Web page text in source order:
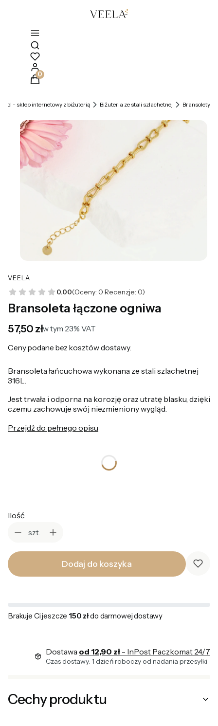
Otwórz wyszukiwarkę
Produkty w koszyku: 0. Zobacz szczegóły
- sklep internetowy z biżuterią Biżuteria ze stali szlachetnej Bransolety
VEELA
0.00(Oceny: 0 Recenzje: 0)
Bransoleta łączone ogniwa
Cena
57,50 złw tym 23% VAT
w tym 23% VAT
Ceny podane bez kosztów dostawy.
Bransoleta łańcuchowa wykonana ze stali szlachetnej
316L.
Jest trwała i odporna na korozję oraz utratę blasku, dzięki
czemu zachowuje swój niezmieniony wygląd.
Przejdź do pełnego opisu
Ilość
szt.
Dodaj do koszyka
Brakuje Ci jeszcze 150 złdo darmowej dostawy
Dostawa od 12,90 zł - InPost Paczkomat 24/7
Czas dostawy: 1 dzień roboczy od nadania przesyłki
Cechy produktu